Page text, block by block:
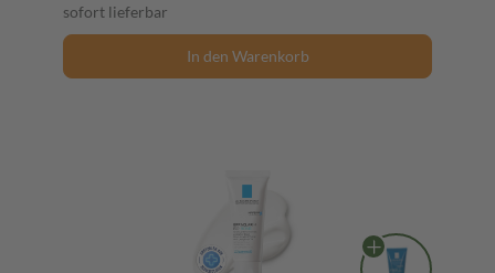
sofort lieferbar
In den Warenkorb